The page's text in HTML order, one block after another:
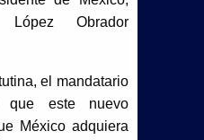
López Obrador
el mandatario
que este nuevo
México adquiera